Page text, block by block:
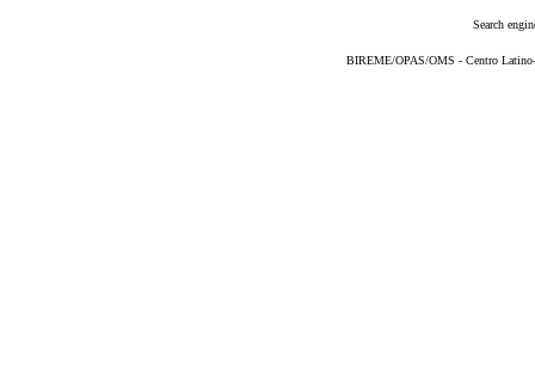
Search
BIREME/OPAS/OMS - Centro Latino-